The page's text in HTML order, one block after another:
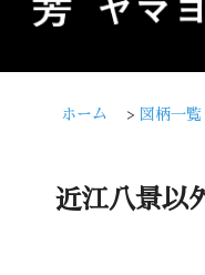
ホーム > 図柄一覧
近江八景以